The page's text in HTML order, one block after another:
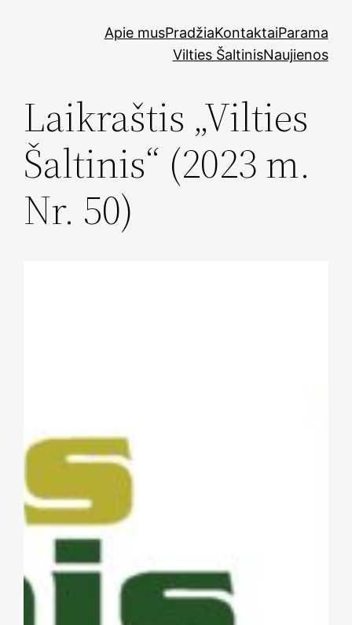
Apie musPradžiaKontaktaiParama
Vilties ŠaltinisNaujienos
Laikraštis „Vilties
Šaltinis“ (2023 m.
Nr. 50)